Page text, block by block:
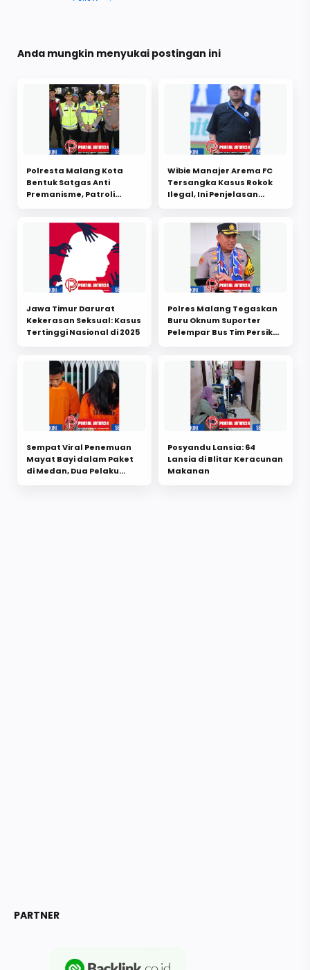
Anda mungkin menyukai postingan ini
Polresta Malang Kota
Bentuk Satgas Anti
Premanisme, Patroli
Wibie Manajer Arema FC
Tersangka Kasus Rokok
Ilegal, Ini Penjelasan
Jawa Timur Darurat
Kekerasan Seksual: Kasus
Tertinggi Nasional di 2025
Polres Malang Tegaskan
Buru Oknum Suporter
Pelempar Bus Tim Persik
Sempat Viral Penemuan
Mayat Bayi dalam Paket
di Medan, Dua Pelaku
Posyandu Lansia: 64
Lansia di Blitar Keracunan
Makanan
PARTNER